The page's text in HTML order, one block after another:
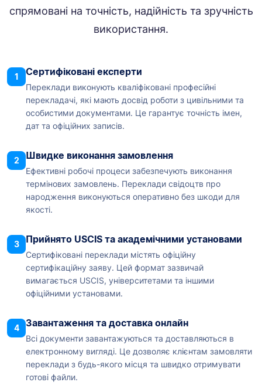
спрямовані на точність, надійність та зручність
використання.
1 Сертифіковані експерти
Переклади виконують кваліфіковані професійні
перекладачі, які мають досвід роботи з цивільними та
особистими документами. Це гарантує точність імен,
дат та офіційних записів.
2 Швидке виконання замовлення
Ефективні робочі процеси забезпечують виконання
термінових замовлень. Переклади свідоцтв про
народження виконуються оперативно без шкоди для
якості.
3 Прийнято USCIS та академічними установами
Сертифіковані переклади містять офіційну
сертифікаційну заяву. Цей формат зазвичай
вимагається USCIS, університетами та іншими
офіційними установами.
4 Завантаження та доставка онлайн
Всі документи завантажуються та доставляються в
електронному вигляді. Це дозволяє клієнтам замовляти
переклади з будь-якого місця та швидко отримувати
готові файли.